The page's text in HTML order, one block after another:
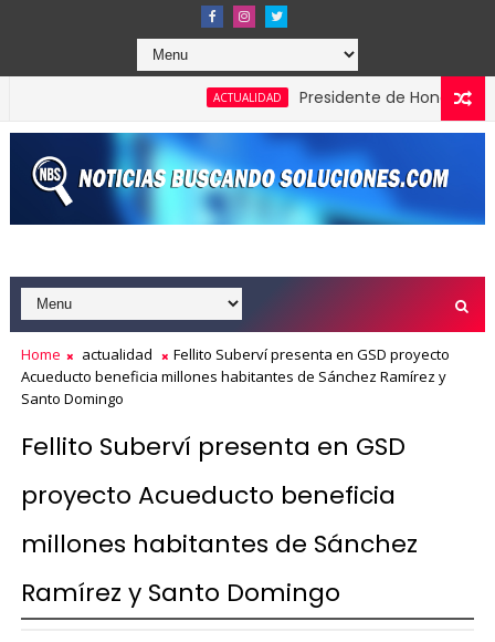
ACTUALIDAD
Presidente de Honduras
en los Effie Awards República Dominicana 2026
Home actualidad
Fellito Suberví presenta en GSD proyecto
Acueducto beneficia millones habitantes de Sánchez Ramírez y
Santo Domingo
Fellito Suberví presenta en GSD
proyecto Acueducto beneficia
millones habitantes de Sánchez
Ramírez y Santo Domingo